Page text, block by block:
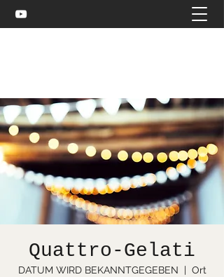
Quattro-Gelati
DATUM WIRD BEKANNTGEGEBEN
  |
Ort